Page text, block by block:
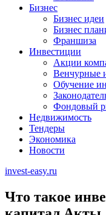
Бизнес
Бизнес идеи
Бизнес
Франшиза
Инвестиции
Акции
Венчурные
Обучение
Фондовый
Недвижимость
Тендеры
Экономика
Новости
invest-easy.ru
Что такое